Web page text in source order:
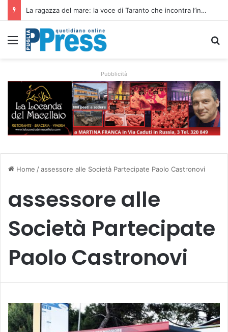
La ragazza del mare: la voce di Taranto che incontra l’indie pop e racconta rinascite
Menu
Pubblicità
Home /assessore alle Società Partecipate Paolo Castronovi
assessore alle
Società Partecipate
Paolo Castronovi